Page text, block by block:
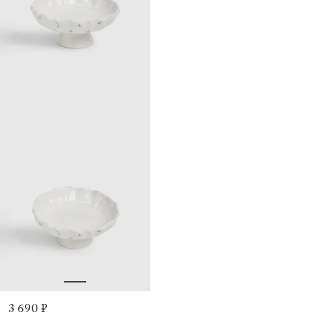
3 690 ₽